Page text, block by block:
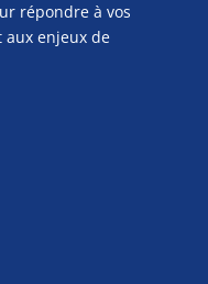
répondre à vos
aux enjeux de